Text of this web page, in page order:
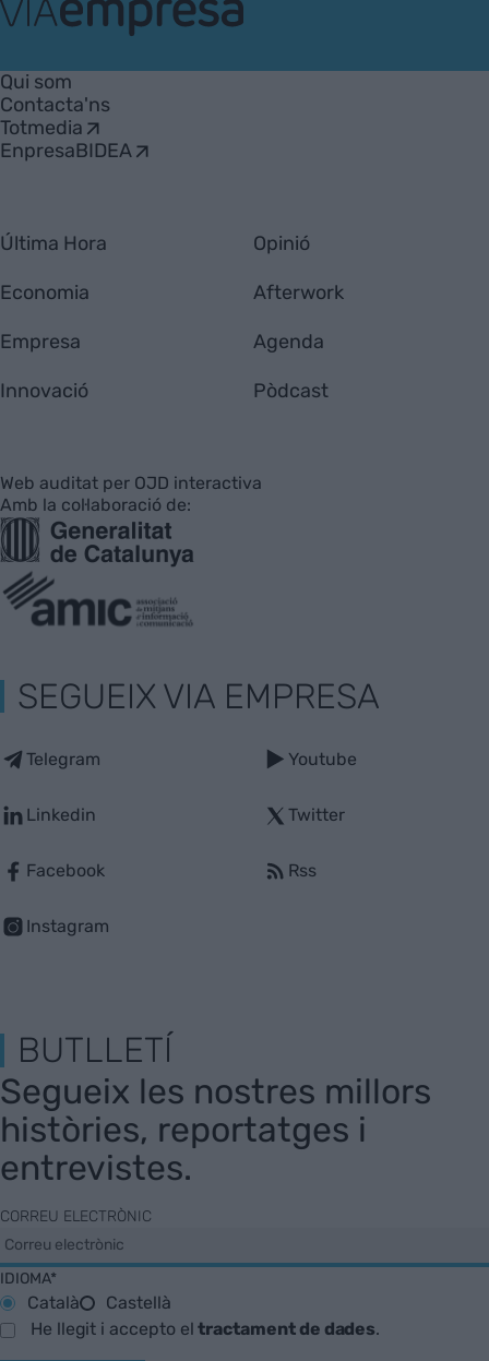
Empresa
Qui som
Contacta'ns
Totmedia
EnpresaBIDEA
Última Hora
Economia
Empresa
Innovació
Opinió
Afterwork
Agenda
Pòdcast
Web auditat per OJD interactiva
Amb la col·laboració de:
SEGUEIX VIA EMPRESA
Telegram
Linkedin
Facebook
Instagram
Youtube
Twitter
Rss
BUTLLETÍ
Segueix les nostres millors
històries, reportatges i
entrevistes.
CORREU ELECTRÒNIC
IDIOMA*
Català
Castellà
He llegit i accepto eltractament de dades.